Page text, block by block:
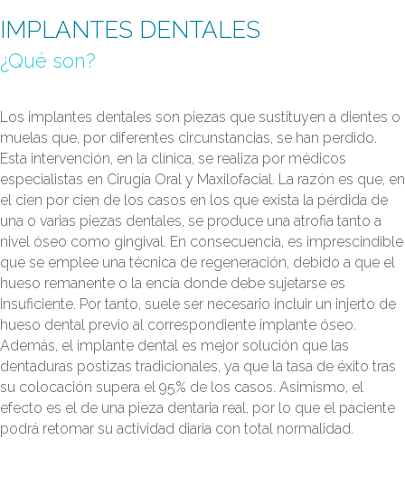
IMPLANTES DENTALES
¿Qué son?
Los implantes dentales son piezas que sustituyen a dientes o
muelas que, por diferentes circunstancias, se han perdido.
Esta intervención, en la clínica, se realiza por médicos
especialistas en Cirugía Oral y Maxilofacial. La razón es que, en
el cien por cien de los casos en los que exista la pérdida de
una o varias piezas dentales, se produce una atrofia tanto a
nivel óseo como gingival. En consecuencia, es imprescindible
que se emplee una técnica de regeneración, debido a que el
hueso remanente o la encía donde debe sujetarse es
insuficiente. Por tanto, suele ser necesario incluir un injerto de
hueso dental previo al correspondiente implante óseo.
Además, el implante dental es mejor solución que las
dentaduras postizas tradicionales, ya que la tasa de éxito tras
su colocación supera el 95% de los casos. Asimismo, el
efecto es el de una pieza dentaria real, por lo que el paciente
podrá retomar su actividad diaria con total normalidad.